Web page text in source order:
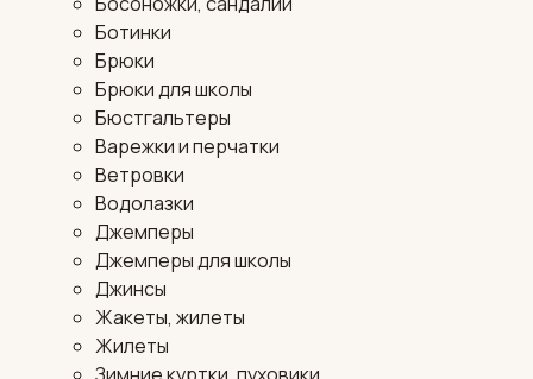
Ботинки
Брюки
Брюки для школы
Бюстгальтеры
Варежки и перчатки
Ветровки
Водолазки
Джемперы
Джемперы для школы
Джинсы
Жакеты, жилеты
Жилеты